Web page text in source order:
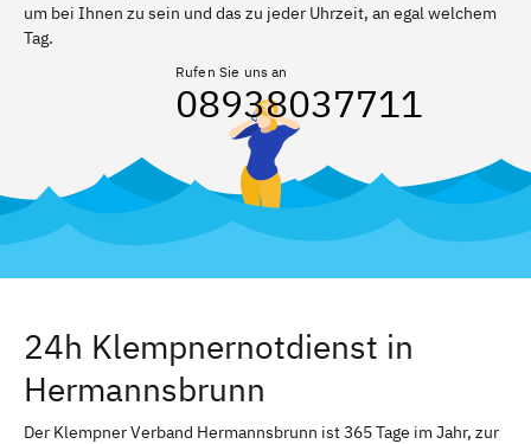
um bei Ihnen zu sein und das zu jeder Uhrzeit, an egal welchem
Tag.
Rufen Sie uns an
08938037711
24h Klempnernotdienst in
Hermannsbrunn
Der Klempner Verband Hermannsbrunn ist 365 Tage im Jahr, zur